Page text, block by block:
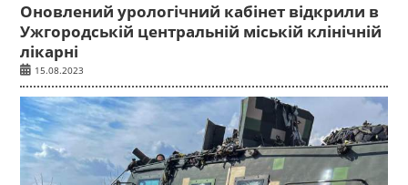
Оновлений урологічний кабінет відкрили в
Ужгородській центральній міській клінічній
лікарні
15.08.2023